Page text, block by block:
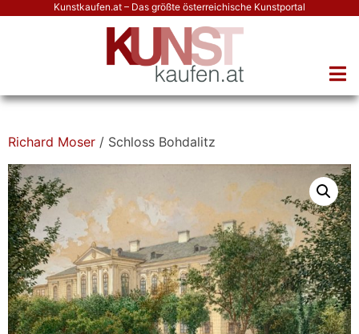
Kunstkaufen.at – Das größte österreichische Kunstportal
Richard Moser / Schloss Bohdalitz